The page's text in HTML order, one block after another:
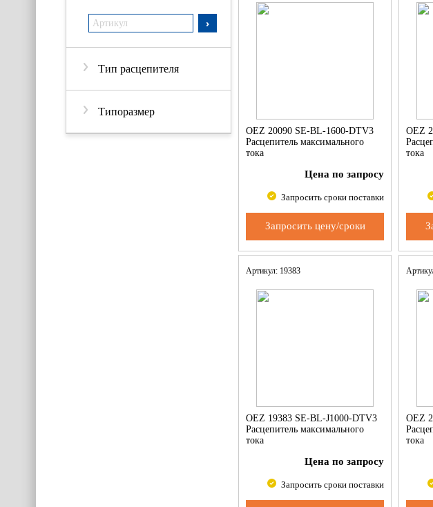
Тип расцепителя
Типоразмер
OEZ 20090 SE-BL-1600-DTV3
Расцепитель максимального
тока
Цена по запросу
Запросить сроки поставки
Запросить цену/сроки
OEZ
тока
Артикул: 19383
OEZ 19383 SE-BL-J1000-DTV3
Расцепитель максимального
тока
Цена по запросу
Запросить сроки поставки
OEZ
тока